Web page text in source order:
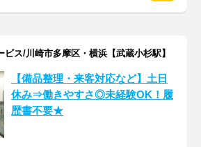
ス/川崎市多摩区・横浜【武蔵小杉駅】
【備品整理・来客対応など】土日
休み⇒働きやすさ◎未経験OK！履
歴書不要★